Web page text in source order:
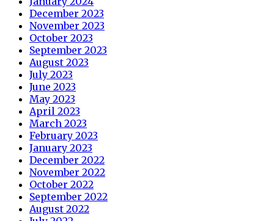
December 2023
November 2023
October 2023
September 2023
August 2023
July 2023
June 2023
May 2023
April 2023
March 2023
February 2023
January 2023
December 2022
November 2022
October 2022
September 2022
August 2022